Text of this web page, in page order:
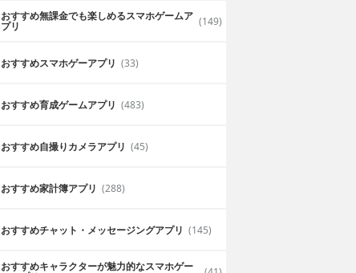
おすすめ無課金でも楽しめるスマホゲームア
プリ (149)
おすすめスマホゲーアプリ (33)
おすすめ育成ゲームアプリ (483)
おすすめ自撮りカメラアプリ (45)
おすすめ家計簿アプリ (288)
おすすめチャット・メッセージングアプリ (145)
おすすめキャラクターが魅力的なスマホゲー